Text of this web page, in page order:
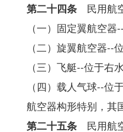
第二十四条 民用航
（一）固定翼航空器--
（二）旋翼航空器--位
（三）飞艇--位于右水
（四）载人气球--位于
航空器构形特别，其国
第二十五条民用航空